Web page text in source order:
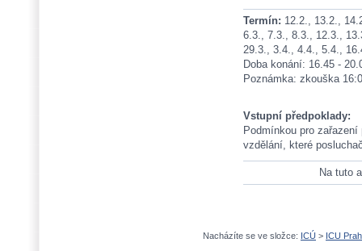
Termín: 12.2., 13.2.,
6.3., 7.3., 8.3., 12.3.,
29.3., 3.4., 4.4., 5.4.,
Doba konání: 16.45 -
Poznámka: zkouška
Vstupní předpoklady:
Podmínkou pro
vzdělání, které
Na tuto
Nacházíte se ve složce: ICÚ > ICU